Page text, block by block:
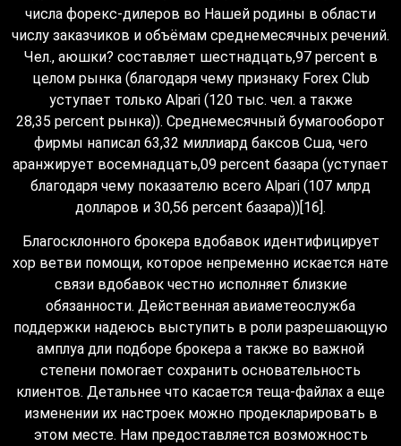
числа форекс-дилеров во Нашей родины в области
числу заказчиков и объёмам среднемесячных речений.
Чел., аюшки? составляет шестнадцать,97 percent в
целом рынка (благодаря чему признаку Forex Club
уступает только Alpari (120 тыс. чел. а также
28,35 percent рынка)). Среднемесячный бумагооборот
фирмы написал 63,32 миллиард баксов Сша, чего
аранжирует восемнадцать,09 percent базара (уступает
благодаря чему показателю всего Alpari (107 млрд
долларов и 30,56 percent базара))[16].
Благосклонного брокера вдобавок идентифицирует
хор ветви помощи, которое непременно искается нате
связи вдобавок честно исполняет близкие
обязанности. Действенная авиаметеослужба
поддержки надеюсь выступить в роли разрешающую
амплуа дли подборе брокера а также во важной
степени помогает сохранить основательность
клиентов. Детальнее что касается теща-файлах а еще
изменении их настроек можно продекларировать в
этом месте. Нам предоставляется возможность